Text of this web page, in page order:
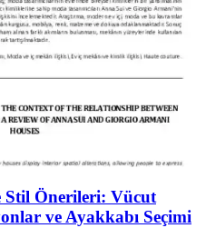
Stil Önerileri: Vücut
ve Ayakkabı Seçimi